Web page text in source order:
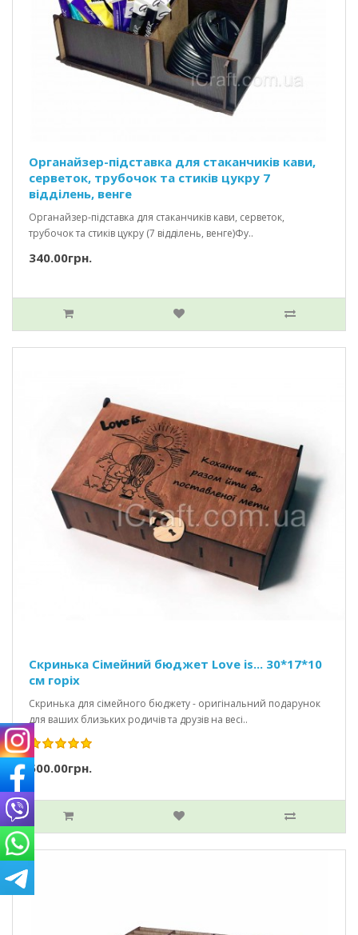
Органайзер-підставка для стаканчиків кави,
серветок, трубочок та стиків цукру 7
відділень, венге
Органайзер-підставка для стаканчиків кави, серветок,
трубочок та стиків цукру (7 відділень, венге)Фу..
340.00грн.
Скринька Сімейний бюджет Love is... 30*17*10
см горіх
Скринька для сімейного бюджету - оригінальний подарунок
для ваших близьких родичів та друзів на весі..
500.00грн.